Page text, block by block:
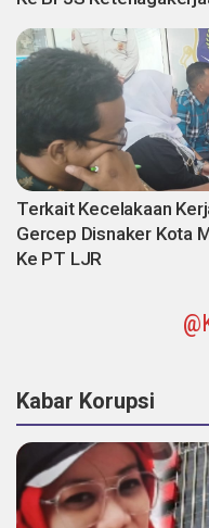
Terkait Kecelakaan
Gercep Disnaker Kota
Ke PT LJR
Kabar Korupsi